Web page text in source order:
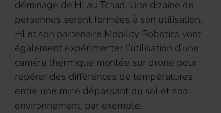
déminage de HI au Tchad. Une dizaine de
personnes seront formées à son utilisation.
HI et son partenaire Mobility Robotics vont
également expérimenter l’utilisation d’une
caméra thermique montée sur drone pour
repérer des différences de températures,
entre une mine dépassant du sol et son
environnement, par exemple.